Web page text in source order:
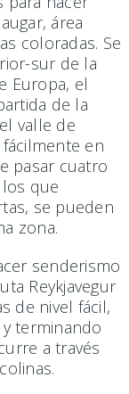
área
coloradas. Se
sur de la
Europa, el
de la
valle de
en
pasar cuatro
que
se pueden
zona.
senderismo
Reykjavegur
de nivel fácil,
terminando
a través